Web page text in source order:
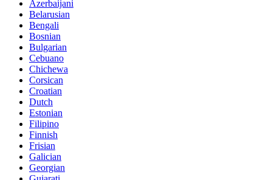
Azerbaijani
Belarusian
Bengali
Bosnian
Bulgarian
Cebuano
Chichewa
Corsican
Croatian
Dutch
Estonian
Filipino
Finnish
Frisian
Galician
Georgian